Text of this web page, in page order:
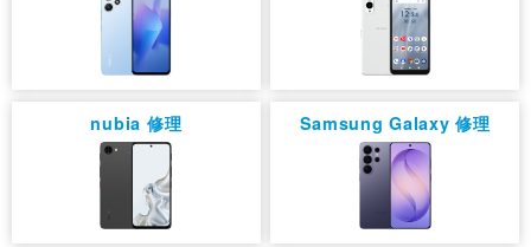
nubia 修理 Samsung Galaxy 修理